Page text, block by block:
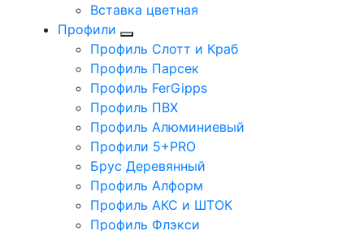
Вставка цветная
Профили
Профиль Слотт и Краб
Профиль Парсек
Профиль FerGipps
Профиль ПВХ
Профиль Алюминиевый
Профили 5+PRO
Брус Деревянный
Профиль Алформ
Профиль АКС и ШТОК
Профиль Флэкси